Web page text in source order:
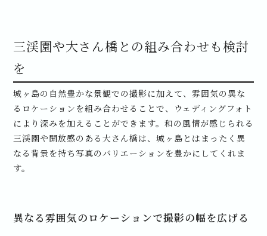
三渓園や大さん橋との組み合わせも検討
を
城ヶ島の自然豊かな景観での撮影に加えて、雰囲気の異な
るロケーションを組み合わせることで、ウェディングフォト
により深みを加えることができます。和の風情が感じられる
三渓園や開放感のある大さん橋は、城ヶ島とはまったく異
なる背景を持ち写真のバリエーションを豊かにしてくれま
す。
異なる雰囲気のロケーションで撮影の幅を広げる